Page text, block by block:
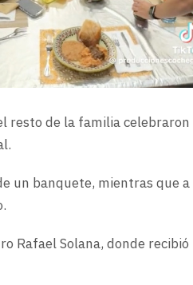
resto de la familia celebraron
un banquete, mientras que a
Rafael Solana, donde recibió